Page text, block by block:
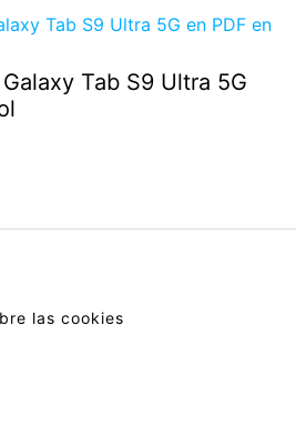
Tab S9 Ultra 5G
las cookies